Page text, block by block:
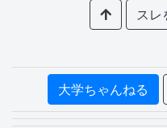
スレ
大学ちゃんねる